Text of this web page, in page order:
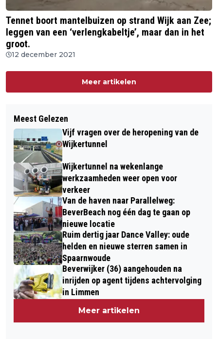
Tennet boort mantelbuizen op strand Wijk aan Zee;
leggen van een ‘verlengkabeltje’, maar dan in het
groot.
12 december 2021
Meer artikelen
Meest Gelezen
Vijf vragen over de heropening van de
Wijkertunnel
Wijkertunnel na wekenlange
werkzaamheden weer open voor
verkeer
Van de haven naar Parallelweg:
BeverBeach nog één dag te gaan op
nieuwe locatie
Ruim dertig jaar Dance Valley: oude
helden en nieuwe sterren samen in
Spaarnwoude
Beverwijker (36) aangehouden na
inrijden op agent tijdens achtervolging
in Limmen
Meer artikelen